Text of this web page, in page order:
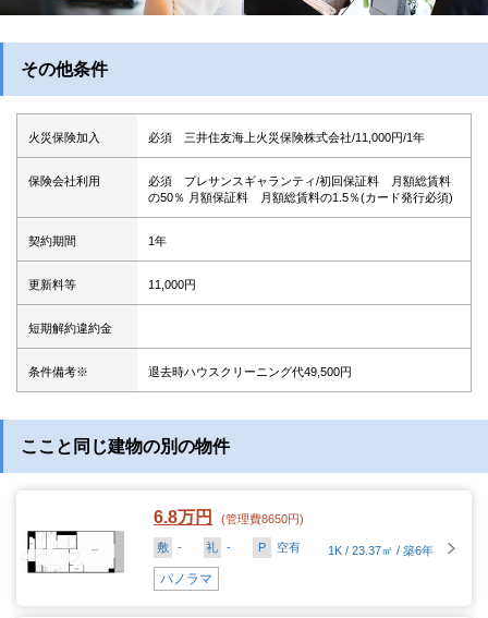
その他条件
火災保険加入 必須 三井住友海上火災保険株式会社/11,000円/1年
保険会社利用
必須 プレサンスギャランティ/初回保証料 月額総賃料
の50％ 月額保証料 月額総賃料の1.5％(カード発行必須)
契約期間 1年
更新料等 11,000円
短期解約違約金
条件備考※ 退去時ハウスクリーニング代49,500円
ここと同じ建物の別の物件
6.8万円 (管理費8650円)
敷 - 礼 - P 空有 1K / 23.37㎡ / 築6年
パノラマ